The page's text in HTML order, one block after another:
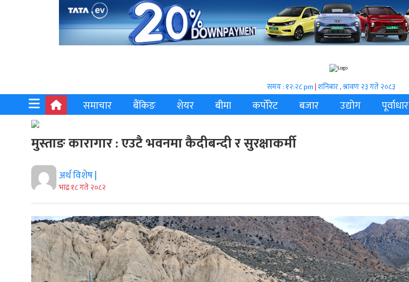
समय : १२:२८ pm|शनिबार , श्रावण २३ गते २०८३
समाचार बैंकिङ शेयर बीमा कर्पोरेट बजार उद्योग पूर्वाधार
मुस्ताङ कारागार : एउटै भवनमा कैदीबन्दी र सुरक्षाकर्मी
अर्थ विशेष |
भाद्र १८ गते २०८२